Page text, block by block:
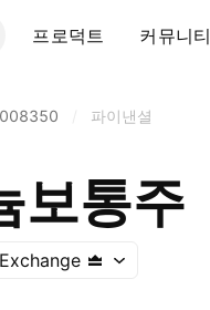
프로덕트 커뮤니티
008350 파이낸셜
보통주